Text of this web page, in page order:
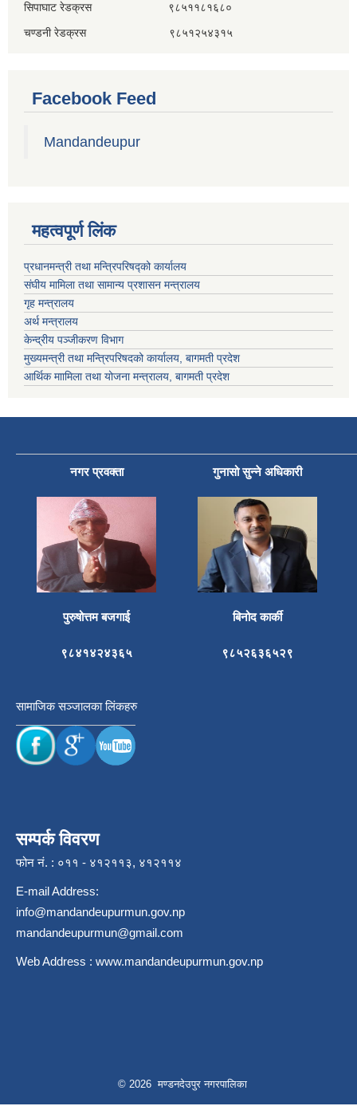
सिपाघाट रेडक्रस ९८५११८१६८०
चण्डनी रेडक्रस ९८५१२५४३१५
Facebook Feed
Mandandeupur
महत्वपूर्ण लिंक
प्रधानमन्त्री तथा मन्त्रिपरिषद्को कार्यालय
संघीय मामिला तथा सामान्य प्रशासन मन्त्रालय
गृह मन्त्रालय
अर्थ मन्त्रालय
केन्द्रीय पञ्जीकरण विभाग
मुख्यमन्त्री तथा मन्त्रिपरिषदको कार्यालय, बागमती प्रदेश
आर्थिक माामिला तथा योजना मन्त्रालय, बागमती प्रदेश
नगर प्रवक्ता गुनासो सुन्ने अधिकारी
पुरुषोत्तम बजगाई बिनोद कार्की
९८४१४२४३६५ ९८५२६३६५२९
सामाजिक सञ्जालका लिंकहरु
सम्पर्क विवरण
फोन नं. : ०११ - ४१२११३, ४१२११४
E-mail Address:
info@mandandeupurmun.gov.np
mandandeupurmun@gmail.com
Web Address : www.mandandeupurmun.gov.np
© 2026 मण्डनदेउपुर नगरपालिका